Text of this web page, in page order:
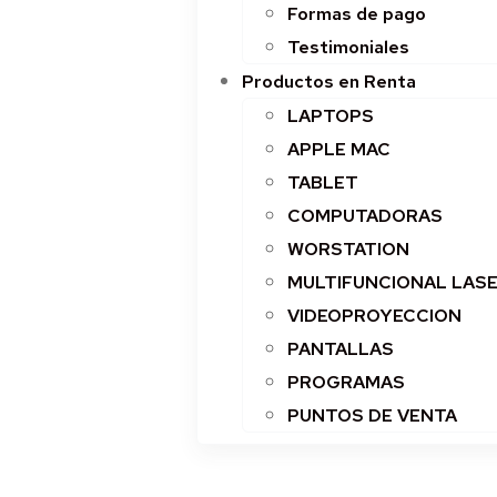
Formas de pago
Testimoniales
Productos en Renta
LAPTOPS
APPLE MAC
TABLET
COMPUTADORAS
WORSTATION
MULTIFUNCIONAL
VIDEOPROYECCION
PANTALLAS
PROGRAMAS
PUNTOS DE VENTA